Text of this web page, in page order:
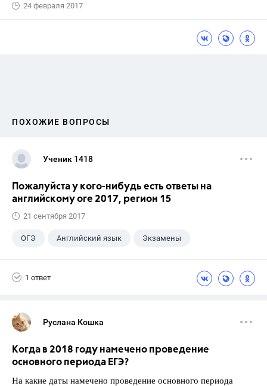
24 февраля 2017
ПОХОЖИЕ ВОПРОСЫ
Ученик 1418
Пожалуйста у кого-нибудь есть ответы на
английскому оге 2017, регион 15
21 сентября 2017
ОГЭ Английский язык Экзамены
1 ответ
Руслана Кошка
Когда в 2018 году намечено проведение
основного периода ЕГЭ?
На какие даты намечено проведение основного периода